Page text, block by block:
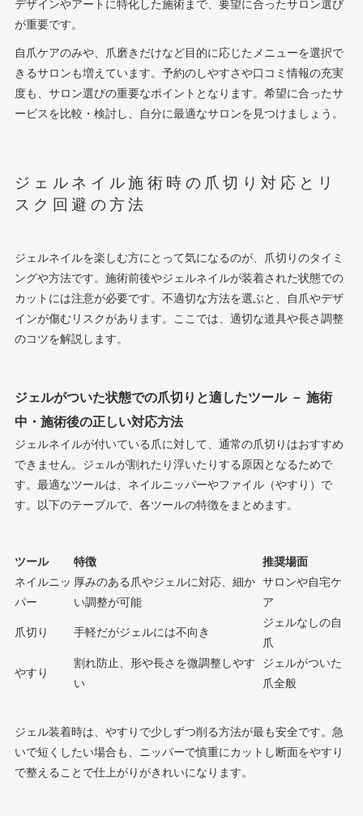
デザインやアートに特化した施術まで、要望に合ったサロン選び
が重要です。
自爪ケアのみや、爪磨きだけなど目的に応じたメニューを選択で
きるサロンも増えています。予約のしやすさや口コミ情報の充実
度も、サロン選びの重要なポイントとなります。希望に合ったサ
ービスを比較・検討し、自分に最適なサロンを見つけましょう。
ジェルネイル施術時の爪切り対応とリ
スク回避の方法
ジェルネイルを楽しむ方にとって気になるのが、爪切りのタイミ
ングや方法です。施術前後やジェルネイルが装着された状態での
カットには注意が必要です。不適切な方法を選ぶと、自爪やデザ
インが傷むリスクがあります。ここでは、適切な道具や長さ調整
のコツを解説します。
ジェルがついた状態での爪切りと適したツール － 施術
中・施術後の正しい対応方法
ジェルネイルが付いている爪に対して、通常の爪切りはおすすめ
できません。ジェルが割れたり浮いたりする原因となるためで
す。最適なツールは、ネイルニッパーやファイル（やすり）で
す。以下のテーブルで、各ツールの特徴をまとめます。
ツール 特徴
推奨場面
ネイルニッ
パー
厚みのある爪やジェルに対応、細か
い調整が可能
サロンや自宅ケ
ア
爪切り 手軽だがジェルには不向き
ジェルなしの自
爪
やすり
割れ防止、形や長さを微調整しやす
い
ジェルがついた
爪全般
ジェル装着時は、やすりで少しずつ削る方法が最も安全です。急
いで短くしたい場合も、ニッパーで慎重にカットし断面をやすり
で整えることで仕上がりがきれいになります。